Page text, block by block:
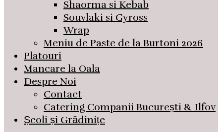
Shaorma si Kebab
Souvlaki si Gyross
Wrap
Meniu de Paste de la Burtoni 2026
Platouri
Mancare la Oala
Despre Noi
Contact
Catering Companii București & Ilfov
Școli și Grădinițe